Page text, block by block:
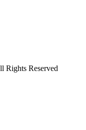
Rights Reserved